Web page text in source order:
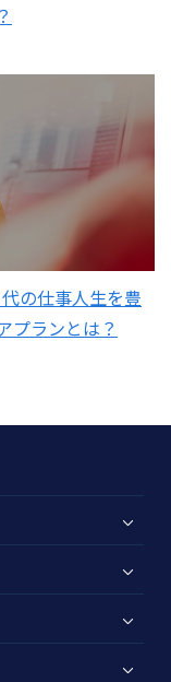
の仕事人生を豊
プランとは？